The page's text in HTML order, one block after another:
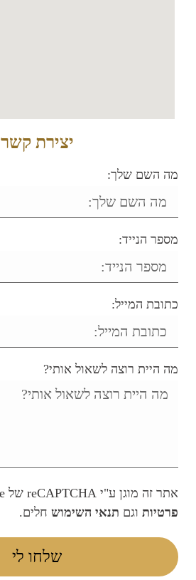
יצירת קשר
מה השם שלך:
מספר הנייד:
כתובת המייל:
מה היית רוצה לשאול אותי?
אתר זה מוגן ע"י reCAPTCHA של Google
פרטיות וגם תנאי השימוש חלים.
שלחו לי